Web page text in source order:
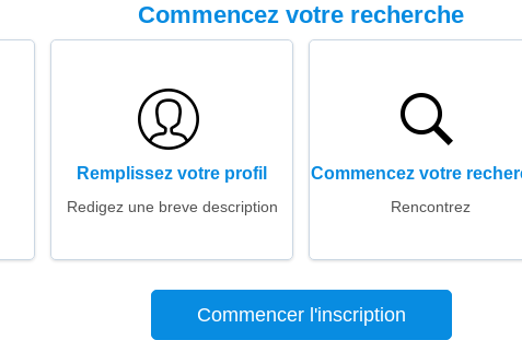
Commencez votre recherche
Remplissez votre profil
Redigez une breve description
Commencez votre
Rencontrez
Commencer l'inscription